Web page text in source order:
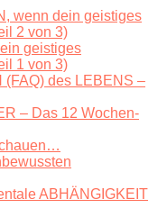
wenn dein geistiges
2 von 3)
geistiges
1 von 3)
(FAQ) des LEBENS –
– Das 12 Wochen-
ABHÄNGIGKEIT